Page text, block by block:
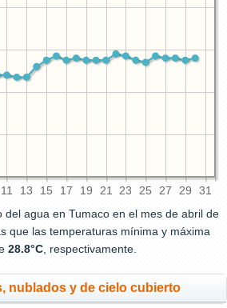
11 13 15 17 19 21 23 25 27 29 31
del agua en Tumaco en el mes de abril de
que las temperaturas mínima y máxima
28.8°C, respectivamente.
nublados y de cielo cubierto